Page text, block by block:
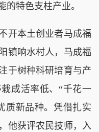
的特色支柱产业。
本土创业者马成福
镇响水村人，马成福
于树种科研培育与产
成活率低、“千花一
质新品种。凭借扎实
他获评农民技师，入